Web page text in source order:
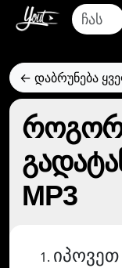
← დაბრუნება
როგორ
MP3